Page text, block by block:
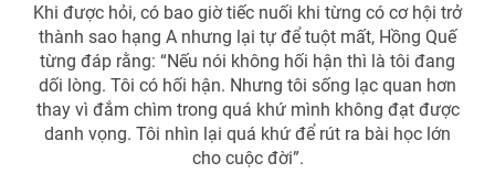
Khi được hỏi, có bao giờ tiếc nuối khi từng có cơ hội trở
thành sao hạng A nhưng lại tự để tuột mất, Hồng Quế
từng đáp rằng: “Nếu nói không hối hận thì là tôi đang
dối lòng. Tôi có hối hận. Nhưng tôi sống lạc quan hơn
thay vì đắm chìm trong quá khứ mình không đạt được
danh vọng. Tôi nhìn lại quá khứ để rút ra bài học lớn
cho cuộc đời”.